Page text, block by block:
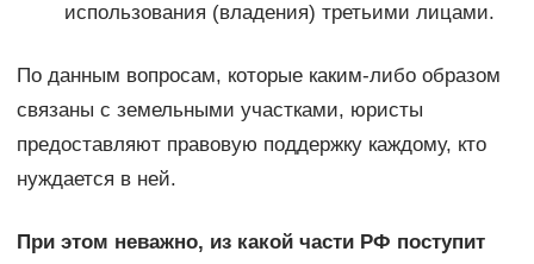
использования (владения) третьими лицами.
По данным вопросам, которые каким-либо образом
связаны с земельными участками, юристы
предоставляют правовую поддержку каждому, кто
нуждается в ней.
При этом неважно, из какой части РФ поступит